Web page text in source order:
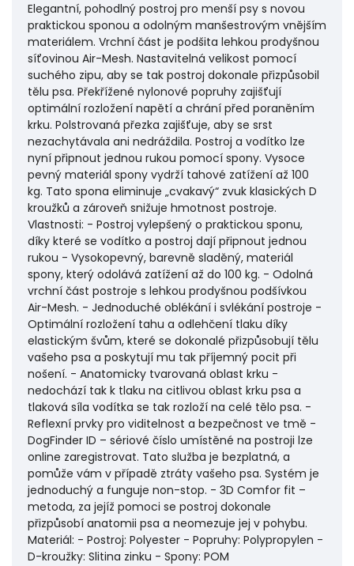
Elegantní, pohodlný postroj pro menší psy s novou
praktickou sponou a odolným manšestrovým vnějším
materiálem. Vrchní část je podšita lehkou prodyšnou
síťovinou Air-Mesh. Nastavitelná velikost pomocí
suchého zipu, aby se tak postroj dokonale přizpůsobil
tělu psa. Překřížené nylonové popruhy zajišťují
optimální rozložení napětí a chrání před poraněním
krku. Polstrovaná přezka zajišťuje, aby se srst
nezachytávala ani nedráždila. Postroj a vodítko lze
nyní připnout jednou rukou pomocí spony. Vysoce
pevný materiál spony vydrží tahové zatížení až 100
kg. Tato spona eliminuje „cvakavý“ zvuk klasických D
kroužků a zároveň snižuje hmotnost postroje.
Vlastnosti: - Postroj vylepšený o praktickou sponu,
díky které se vodítko a postroj dají připnout jednou
rukou - Vysokopevný, barevně sladěný, materiál
spony, který odolává zatížení až do 100 kg. - Odolná
vrchní část postroje s lehkou prodyšnou podšívkou
Air-Mesh. - Jednoduché oblékání i svlékání postroje -
Optimální rozložení tahu a odlehčení tlaku díky
elastickým švům, které se dokonalé přizpůsobují tělu
vašeho psa a poskytují mu tak příjemný pocit při
nošení. - Anatomicky tvarovaná oblast krku -
nedochází tak k tlaku na citlivou oblast krku psa a
tlaková síla vodítka se tak rozloží na celé tělo psa. -
Reflexní prvky pro viditelnost a bezpečnost ve tmě -
DogFinder ID – sériové číslo umístěné na postroji lze
online zaregistrovat. Tato služba je bezplatná, a
pomůže vám v případě ztráty vašeho psa. Systém je
jednoduchý a funguje non-stop. - 3D Comfor fit –
metoda, za jejíž pomoci se postroj dokonale
přizpůsobí anatomii psa a neomezuje jej v pohybu.
Materiál: - Postroj: Polyester - Popruhy: Polypropylen -
D-kroužky: Slitina zinku - Spony: POM